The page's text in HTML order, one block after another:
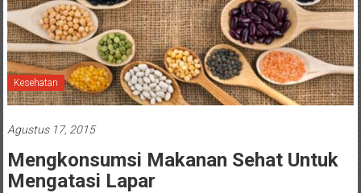
Kesehatan
Agustus 17, 2015
Mengkonsumsi Makanan Sehat Untuk
Mengatasi Lapar